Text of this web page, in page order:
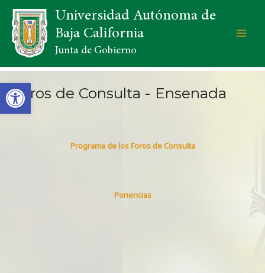
Open toolbar
Universidad Autónoma de
Baja California
Junta de Gobierno
Foros de Consulta - Ensenada
Programa de los Foros de Consulta
Ponencias